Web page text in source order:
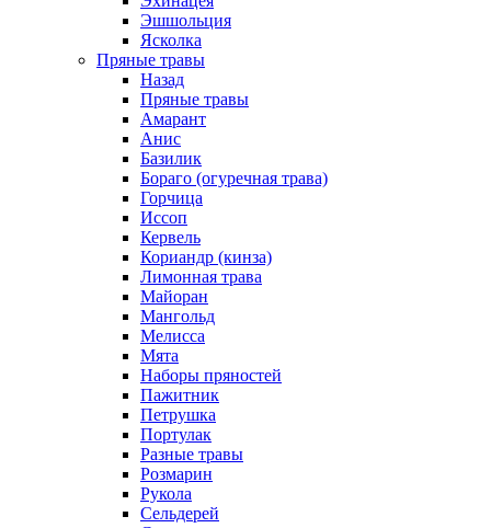
Эшшольция
Ясколка
Пряные травы
Назад
Пряные травы
Амарант
Анис
Базилик
Бораго (огуречная трава)
Горчица
Иссоп
Кервель
Кориандр (кинза)
Лимонная трава
Майоран
Мангольд
Мелисса
Мята
Наборы пряностей
Пажитник
Петрушка
Портулак
Разные травы
Розмарин
Рукола
Сельдерей